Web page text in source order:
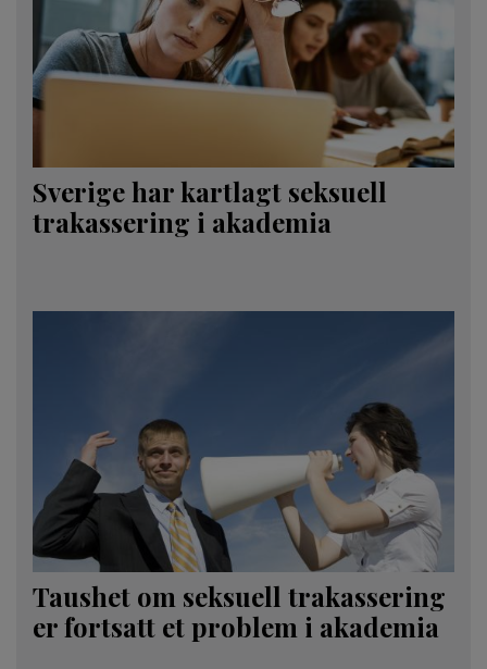
Sverige har kartlagt seksuell
trakassering i akademia
Taushet om seksuell trakassering
er fortsatt et problem i akademia